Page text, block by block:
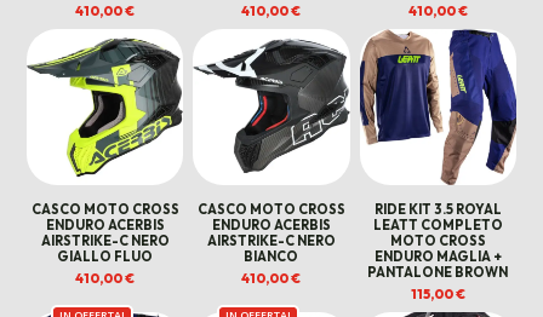
410,00€
410,00€
410,00€
CASCO MOTO CROSS
ENDURO ACERBIS
AIRSTRIKE-C NERO
GIALLO FLUO
410,00€
CASCO MOTO CROSS
ENDURO ACERBIS
AIRSTRIKE-C NERO
BIANCO
410,00€
RIDE KIT 3.5 ROYAL
LEATT COMPLETO
MOTO CROSS
ENDURO MAGLIA +
PANTALONE BROWN
115,00€